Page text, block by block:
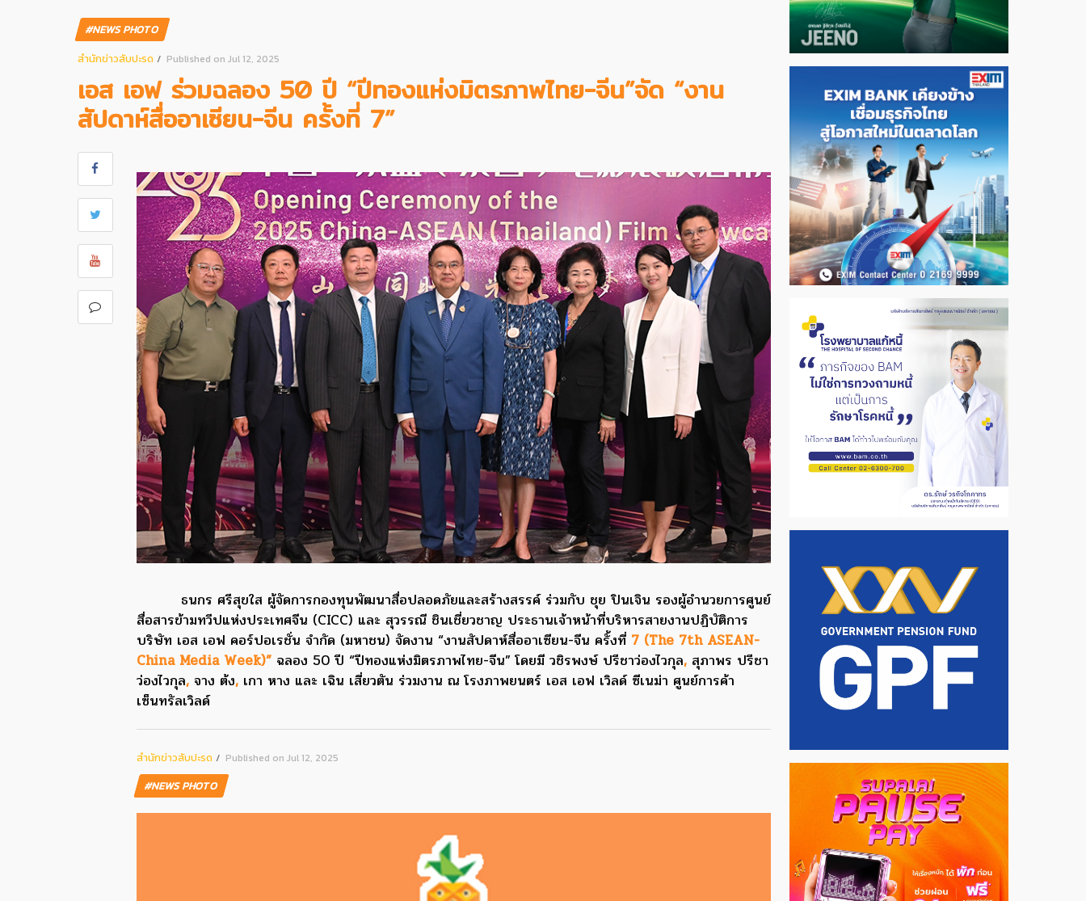
#NEWS PHOTO
สํานักข่าวสับปะรด
Published on Jul 12, 2025
เอส เอฟ ร่วมฉลอง 50 ปี “ปีทองแห่งมิตรภาพไทย-จีน”จัด “งาน
สัปดาห์สื่ออาเซียน-จีน ครั้งที่ 7”
ธนกร ศรีสุขใส ผู้จัดการกองทุนพัฒนาสื่อปลอดภัยและสร้างสรรค์ ร่วมกับ ชุย ปินเจิน รองผู้อำนวยการศูนย์
สื่อสารข้ามทวีปแห่งประเทศจีน (CICC) และ สุวรรณี ชินเชี่ยวชาญ ประธานเจ้าหน้าที่บริหารสายงานปฏิบัติการ
บริษัท เอส เอฟ คอร์ปอเรชั่น จำกัด (มหาชน) จัดงาน “งานสัปดาห์สื่ออาเซียน-จีน ครั้งที่ 7 (The 7th ASEAN-
China Media Week)” ฉลอง 50 ปี “ปีทองแห่งมิตรภาพไทย-จีน” โดยมี วชิรพงษ์ ปรีชาว่องไวกุล, สุภาพร ปรีชา
ว่องไวกุล,จาง ต้ง, เกา หาง และ เฉิน เสี่ยวตัน ร่วมงาน ณ โรงภาพยนตร์ เอส เอฟ เวิลด์ ซีเนม่า ศูนย์การค้า
เซ็นทรัลเวิลด์
สํานักข่าวสับปะรด Published on Jul 12, 2025
#NEWS PHOTO